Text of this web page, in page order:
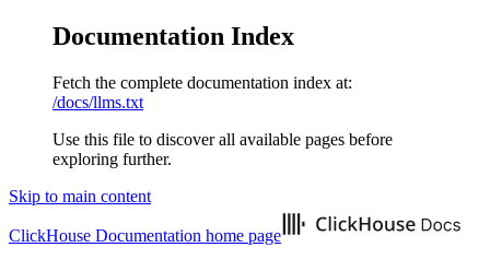
Documentation Index
Fetch the complete documentation index at:
/docs/llms.txt
Use this file to discover all available pages before
exploring further.
Skip to main content
ClickHouse Documentation home page